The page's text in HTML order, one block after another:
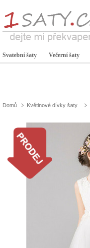
Svatební šaty Večerní šaty
Domů Květinové dívky šaty